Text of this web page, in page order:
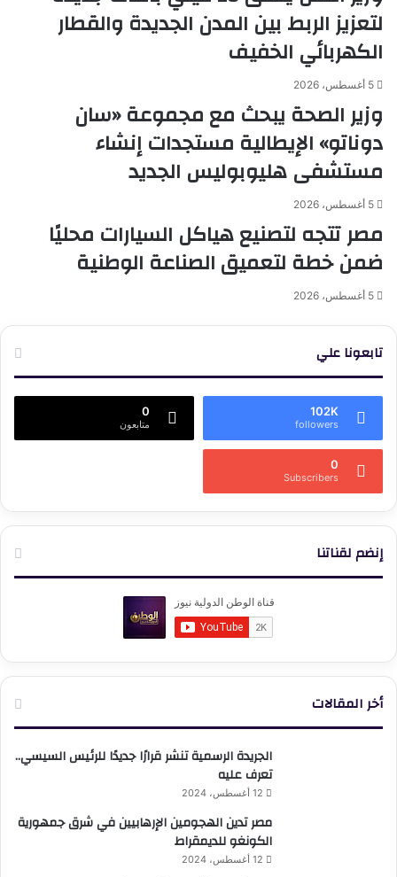
لتعزيز الربط بين المدن الجديدة والقطار
الكهربائي الخفيف
5 أغسطس، 2026
وزير الصحة يبحث مع مجموعة «سان
دوناتو» الإيطالية مستجدات إنشاء
مستشفى هليوبوليس الجديد
5 أغسطس، 2026
مصر تتجه لتصنيع هياكل السيارات محليًا
ضمن خطة لتعميق الصناعة الوطنية
5 أغسطس، 2026
تابعونا علي
102K
followers
0
متابعون
0
Subscribers
إنضم لقناتنا
أخر المقالات
الجريدة الرسمية تنشر قرارًا جديدًا للرئيس السيسي..
تعرف عليه
12 أغسطس، 2024
مصر تدين الهجومين الإرهابيين في شرق جمهورية
الكونغو للديمقراط
12 أغسطس، 2024